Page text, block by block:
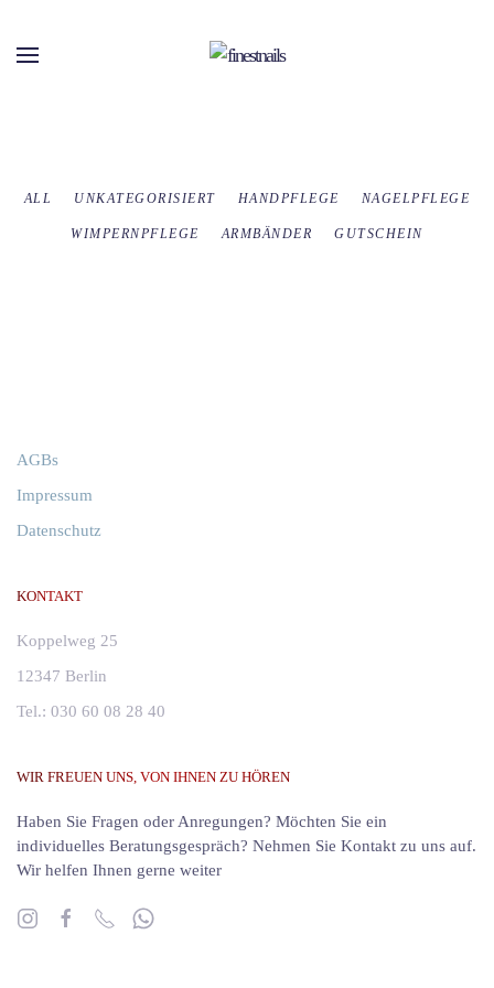
ALL UNKATEGORISIERT HANDPFLEGE NAGELPFLEGE
WIMPERNPFLEGE ARMBÄNDER GUTSCHEIN
AGBs
Impressum
Datenschutz
KONTAKT
Koppelweg 25
12347 Berlin
Tel.: 030 60 08 28 40
WIR FREUEN UNS, VON IHNEN ZU HÖREN
Haben Sie Fragen oder Anregungen? Möchten Sie ein
individuelles Beratungsgespräch? Nehmen Sie Kontakt zu uns auf.
Wir helfen Ihnen gerne weiter